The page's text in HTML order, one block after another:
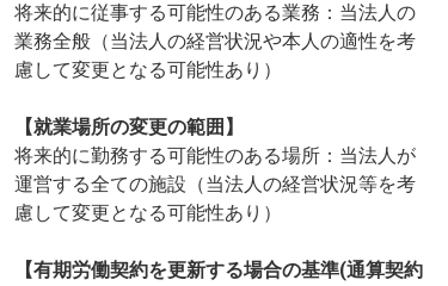
将来的に従事する可能性のある業務：当法人の
業務全般（当法人の経営状況や本人の適性を考
慮して変更となる可能性あり）
【就業場所の変更の範囲】
将来的に勤務する可能性のある場所：当法人が
運営する全ての施設（当法人の経営状況等を考
慮して変更となる可能性あり）
【有期労働契約を更新する場合の基準(通算契約